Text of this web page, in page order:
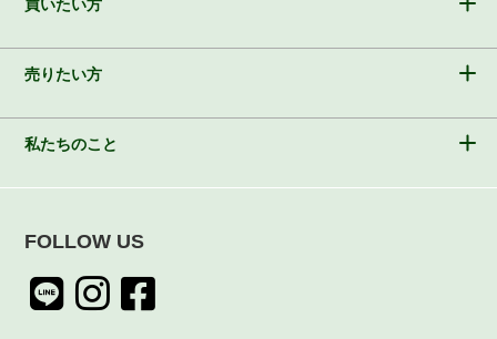
買いたい方
売りたい方
私たちのこと
FOLLOW US